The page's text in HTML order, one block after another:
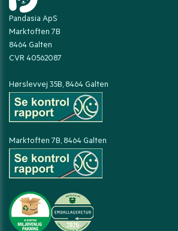
Pandasia ApS
Marktoften 7B
8464 Galten
CVR 40562087
Hørslevvej 35B, 8464 Galten
Marktoften 7B, 8464 Galten